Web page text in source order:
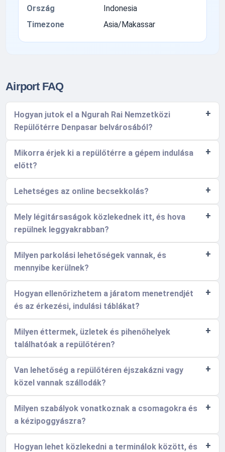
Ország
Indonesia
Timezone
Asia/Makassar
Airport FAQ
Hogyan jutok el a Ngurah Rai Nemzetközi
Repülőtérre Denpasar belvárosából?
Mikorra érjek ki a repülőtérre a gépem indulása
előtt?
Lehetséges az online becsekkolás?
Mely légitársaságok közlekednek itt, és hova
repülnek leggyakrabban?
Milyen parkolási lehetőségek vannak, és
mennyibe kerülnek?
Hogyan ellenőrizhetem a járatom menetrendjét
és az érkezési, indulási táblákat?
Milyen éttermek, üzletek és pihenőhelyek
találhatóak a repülőtéren?
Van lehetőség a repülőtéren éjszakázni vagy
közel vannak szállodák?
Milyen szabályok vonatkoznak a csomagokra és
a kézipoggyászra?
Hogyan lehet közlekedni a terminálok között, és